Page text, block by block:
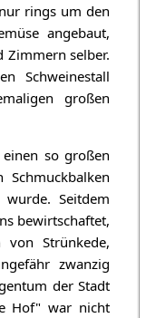
rings um den
angebaut,
Zimmern selber.
Schweinestall
großen
so großen
wurde. Seitdem
bewirtschaftet,
Strünkede,
zwanzig
der Stadt
Hof" war nicht